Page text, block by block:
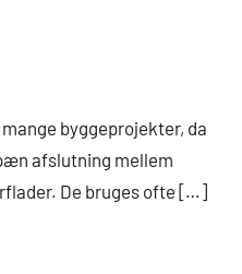
byggeprojekter, da
afslutning mellem
De bruges ofte […]